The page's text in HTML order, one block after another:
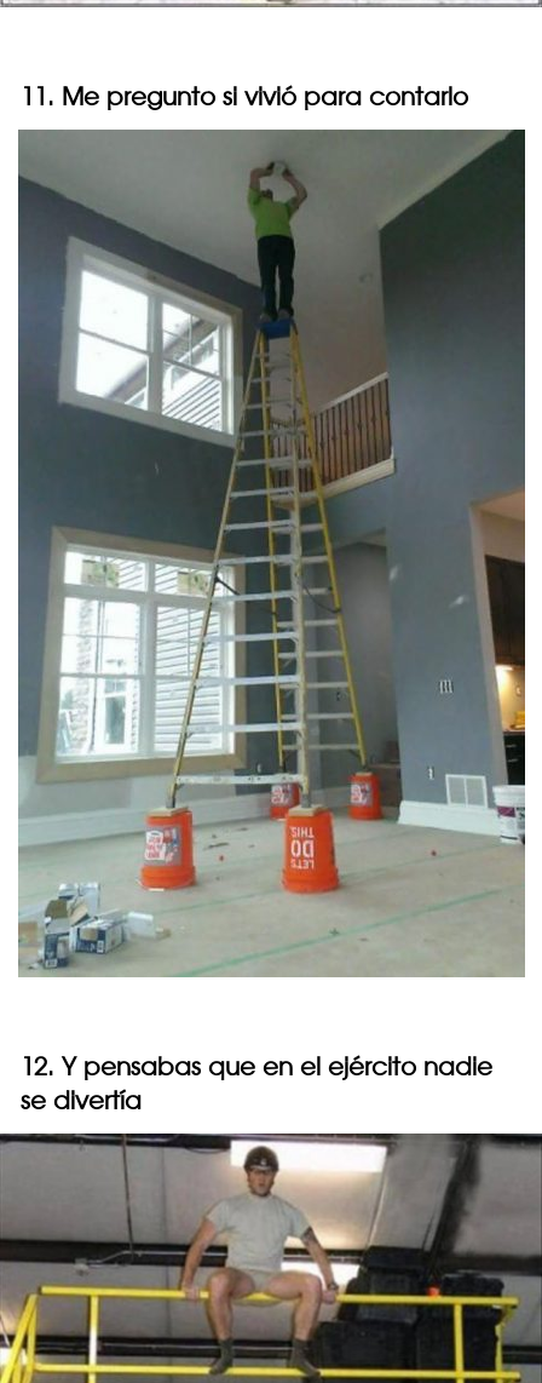
11. Me pregunto si vivió para contarlo
12. Y pensabas que en el ejército nadie
se divertía